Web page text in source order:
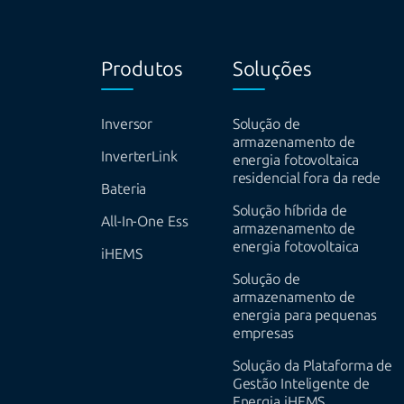
Produtos
Inversor
InverterLink
Bateria
All-In-One Ess
iHEMS
Soluções
Solução de
armazenamento de
energia fotovoltaica
residencial fora da rede
Solução híbrida de
armazenamento de
energia fotovoltaica
Solução de
armazenamento de
energia para pequenas
empresas
Solução da Plataforma de
Gestão Inteligente de